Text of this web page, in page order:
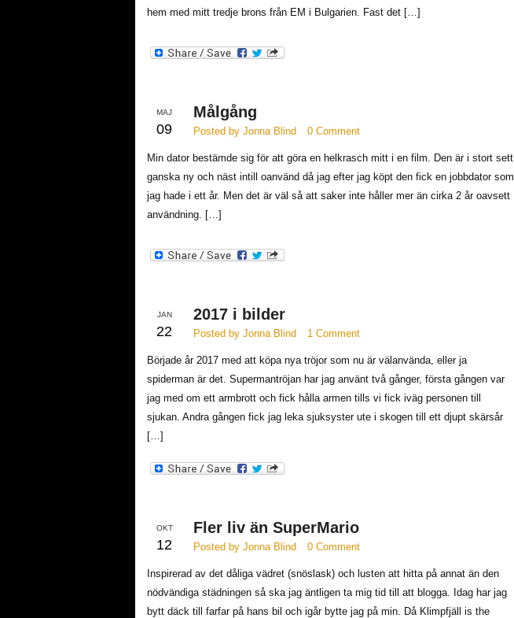
hem med mitt tredje brons från EM i Bulgarien. Fast det […]
MAJ
09
Målgång
Posted by Jonna Blind 0 Comment
Min dator bestämde sig för att göra en helkrasch mitt i en film. Den är i stort sett
ganska ny och näst intill oanvänd då jag efter jag köpt den fick en jobbdator som
jag hade i ett år. Men det är väl så att saker inte håller mer än cirka 2 år oavsett
användning. […]
JAN
22
2017 i bilder
Posted by Jonna Blind 1 Comment
Började år 2017 med att köpa nya tröjor som nu är välanvända, eller ja
spiderman är det. Supermantröjan har jag använt två gånger, första gången var
jag med om ett armbrott och fick hålla armen tills vi fick iväg personen till
sjukan. Andra gången fick jag leka sjuksyster ute i skogen till ett djupt skärsår
[…]
OKT
12
Fler liv än SuperMario
Posted by Jonna Blind 0 Comment
Inspirerad av det dåliga vädret (snöslask) och lusten att hitta på annat än den
nödvändiga städningen så ska jag äntligen ta mig tid till att blogga. Idag har jag
bytt däck till farfar på hans bil och igår bytte jag på min. Då Klimpfjäll is the